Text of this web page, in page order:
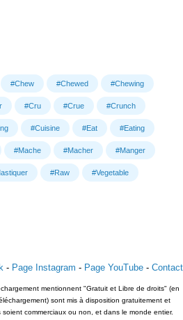
#Chew #Chewed #Chewing
#Cru #Crue #Crunch
#Cuisine #Eat #Eating
#Mache #Macher #Manger
#Raw #Vegetable
- Page Instagram - Page YouTube- Contact
mentionnent "Gratuit et Libre de droits" (en
sont mis à disposition gratuitement et
commerciaux ou non, et dans le monde entier.